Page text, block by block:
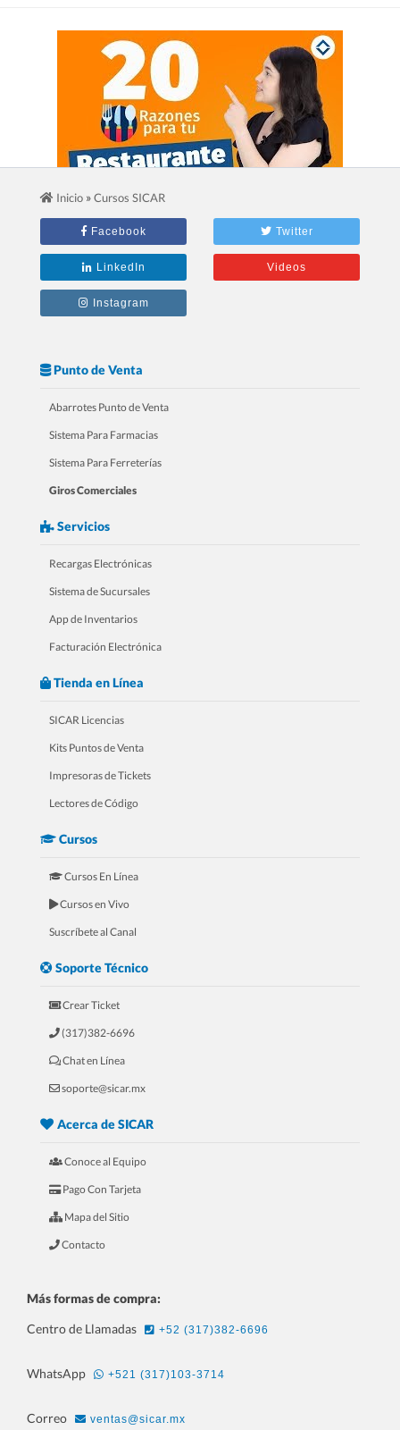
2.- 20 Razones Para USAR SICAR en
tu RESTAURANTE
tu FARMACIA
tu FERRETERÍA
5.- 20 Razones Para USAR SICAR en
tu REFACCIONARIA
6.- 20 Razones Para USAR SICAR en
Inicio »Cursos SICAR
Facebook Twitter
LinkedIn Videos
Instagram
Punto de Venta
Abarrotes Punto de Venta
Sistema Para Farmacias
Sistema Para Ferreterías
Giros Comerciales
Servicios
Recargas Electrónicas
Sistema de Sucursales
App de Inventarios
Facturación Electrónica
Tienda en Línea
SICAR Licencias
Kits Puntos de Venta
Impresoras de Tickets
Lectores de Código
Cursos
Cursos En Línea
Cursos en Vivo
Suscríbete al Canal
Soporte Técnico
Crear Ticket
(317)382-6696
Chat en Línea
soporte@sicar.mx
Acerca de SICAR
Conoce al Equipo
Pago Con Tarjeta
Mapa del Sitio
Contacto
Más formas de compra:
Centro de Llamadas
+52 (317)382-6696
WhatsApp +521 (317)103-3714
Correo ventas@sicar.mx